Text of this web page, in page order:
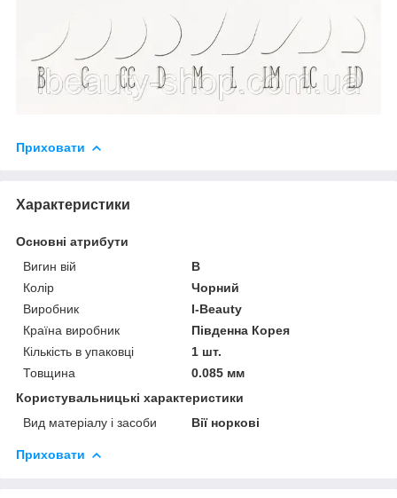
Приховати
Характеристики
Основні атрибути
Вигин вій
B
Колір
Чорний
Виробник
I-Beauty
Країна виробник
Південна Корея
Кількість в упаковці
1 шт.
Товщина
0.085 мм
Користувальницькі характеристики
Вид матеріалу і засоби
Вії норкові
Приховати